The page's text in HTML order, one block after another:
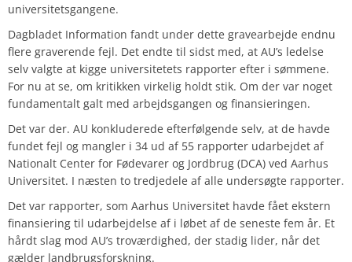
universitetsgangene.
Dagbladet Information fandt under dette gravearbejde endnu
flere graverende fejl. Det endte til sidst med, at AU’s ledelse
selv valgte at kigge universitetets rapporter efter i sømmene.
For nu at se, om kritikken virkelig holdt stik. Om der var noget
fundamentalt galt med arbejdsgangen og finansieringen.
Det var der. AU konkluderede efterfølgende selv, at de havde
fundet fejl og mangler i 34 ud af 55 rapporter udarbejdet af
Nationalt Center for Fødevarer og Jordbrug (DCA) ved Aarhus
Universitet. I næsten to tredjedele af alle undersøgte rapporter.
Det var rapporter, som Aarhus Universitet havde fået ekstern
finansiering til udarbejdelse af i løbet af de seneste fem år. Et
hårdt slag mod AU’s troværdighed, der stadig lider, når det
gælder landbrugsforskning.